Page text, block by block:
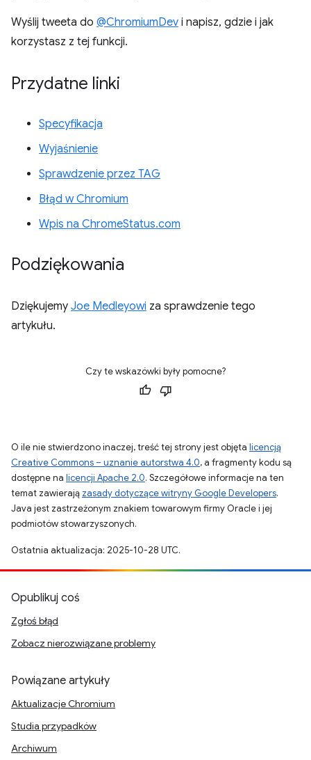
Wyślij tweeta do @ChromiumDev i napisz, gdzie i jak
korzystasz z tej funkcji.
Przydatne linki
Specyfikacja
Wyjaśnienie
Sprawdzenie przez TAG
Błąd w Chromium
Wpis na ChromeStatus.com
Podziękowania
Dziękujemy Joe Medleyowi za sprawdzenie tego
artykułu.
Czy te wskazówki były pomocne?
O ile nie stwierdzono inaczej, treść tej strony jest objęta licencją
Creative Commons – uznanie autorstwa 4.0, a fragmenty kodu są
dostępne na licencji Apache 2.0. Szczegółowe informacje na ten
temat zawierają zasady dotyczące witryny Google Developers.
Java jest zastrzeżonym znakiem towarowym firmy Oracle i jej
podmiotów stowarzyszonych.
Ostatnia aktualizacja: 2025-10-28 UTC.
Opublikuj coś
Zgłoś błąd
Zobacz nierozwiązane problemy
Powiązane artykuły
Aktualizacje Chromium
Studia przypadków
Archiwum